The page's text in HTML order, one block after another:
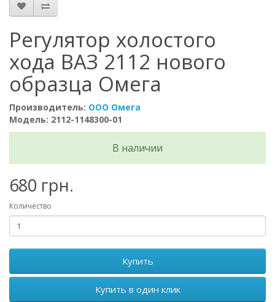
Регулятор холостого
хода ВАЗ 2112 нового
образца Омега
Производитель: ООО Омега
Модель: 2112-1148300-01
В наличии
680 грн.
Количество
Купить
Купить в один клик